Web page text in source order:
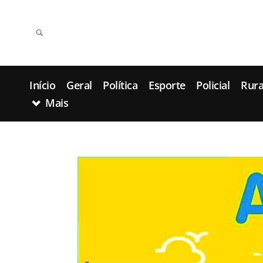
Início Geral Política Esporte Policial
Mais